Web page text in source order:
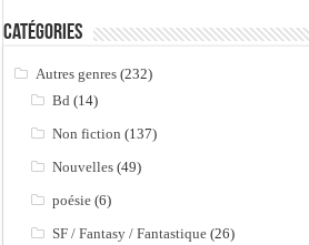
Catégories
Autres genres (232)
Bd (14)
Non fiction (137)
Nouvelles (49)
poésie (6)
SF / Fantasy / Fantastique (26)